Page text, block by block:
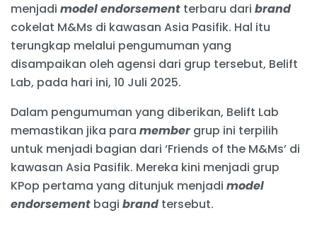
menjadi model endorsement terbaru dari brand
cokelat M&Ms di kawasan Asia Pasifik. Hal itu
terungkap melalui pengumuman yang
disampaikan oleh agensi dari grup tersebut, Belift
Lab, pada hari ini, 10 Juli 2025.
Dalam pengumuman yang diberikan, Belift Lab
memastikan jika para membergrup ini terpilih
untuk menjadi bagian dari ‘Friends of the M&Ms’ di
kawasan Asia Pasifik. Mereka kini menjadi grup
KPop pertama yang ditunjuk menjadi model
endorsement bagi brand tersebut.